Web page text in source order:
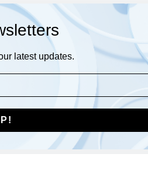
latest updates.